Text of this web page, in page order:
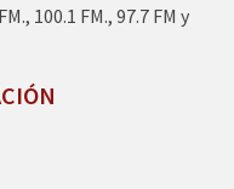
100.1 FM., 97.7 FM y